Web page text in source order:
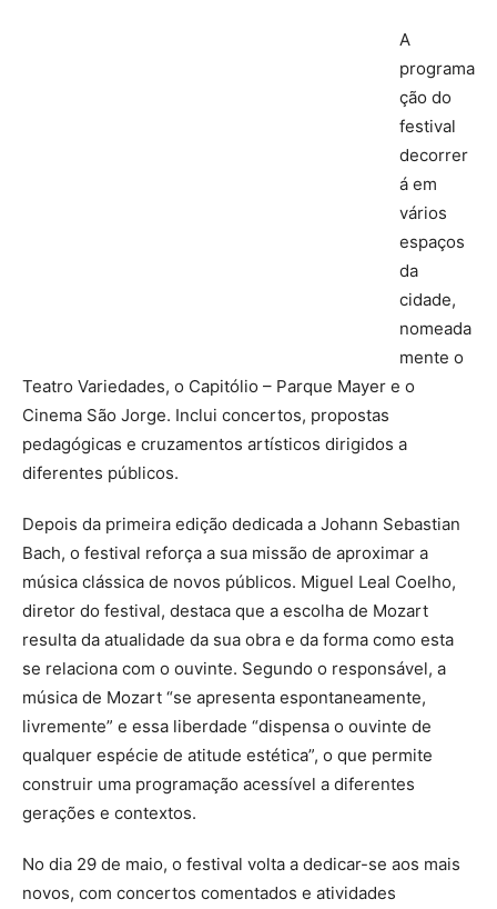
A
programa
ção do
festival
decorrer
á em
vários
espaços
da
cidade,
nomeada
mente o
Teatro Variedades, o Capitólio – Parque Mayer e o
Cinema São Jorge. Inclui concertos, propostas
pedagógicas e cruzamentos artísticos dirigidos a
diferentes públicos.
Depois da primeira edição dedicada a Johann Sebastian
Bach, o festival reforça a sua missão de aproximar a
música clássica de novos públicos. Miguel Leal Coelho,
diretor do festival, destaca que a escolha de Mozart
resulta da atualidade da sua obra e da forma como esta
se relaciona com o ouvinte. Segundo o responsável, a
música de Mozart “se apresenta espontaneamente,
livremente” e essa liberdade “dispensa o ouvinte de
qualquer espécie de atitude estética”, o que permite
construir uma programação acessível a diferentes
gerações e contextos.
No dia 29 de maio, o festival volta a dedicar-se aos mais
novos, com concertos comentados e atividades